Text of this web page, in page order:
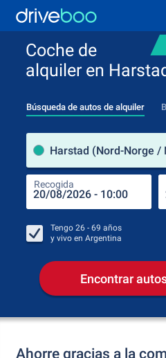
Coche de
alquiler en
Búsqueda de autos de alquiler
Harstad (Nord-Norge /
Recogida
Tengo 26 - 69 años
y vivo en Argentina
Encontrar
Ahorre gracias a la